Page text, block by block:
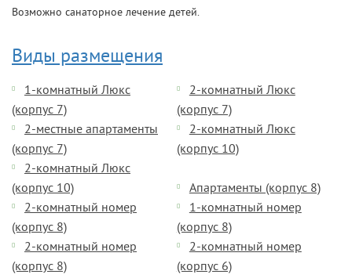
Возможно санаторное лечение детей.
Виды размещения
1-комнатный Люкс
(корпус 7)
2-комнатный Люкс
(корпус 7)
2-местные апартаменты
(корпус 7)
2-комнатный Люкс
(корпус 10)
2-комнатный Люкс
(корпус 10)
Апартаменты (корпус 8)
2-комнатный номер
(корпус 8)
1-комнатный номер
(корпус 8)
2-комнатный номер
(корпус 8)
2-комнатный номер
(корпус 6)